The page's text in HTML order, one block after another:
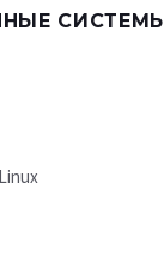
СИСТЕМЫ